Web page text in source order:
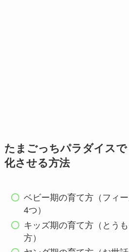
たまごっちパラダイス
化させる方法
ベビー期の育て方（フィ
4つ）
キッズ期の育て方（とう
方）